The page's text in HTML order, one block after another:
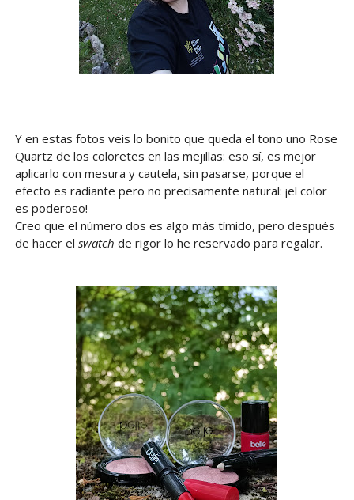
Y en estas fotos veis lo bonito que queda el tono uno Rose
Quartz de los coloretes en las mejillas: eso sí, es mejor
aplicarlo con mesura y cautela, sin pasarse, porque el
efecto es radiante pero no precisamente natural: ¡el color
es poderoso!
Creo que el número dos es algo más tímido, pero después
de hacer el swatch de rigor lo he reservado para regalar.